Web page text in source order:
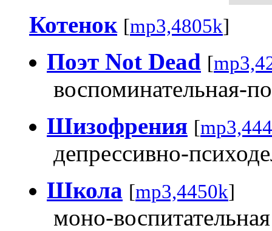
Котенок [mp3,4805k]
Поэт Not Dead [
воспоминательная-
Шизофрения [
депрессивно-
Школа [mp3,4450k]
моно-воспитательная